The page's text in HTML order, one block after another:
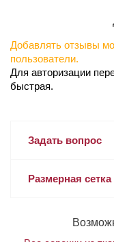
Добавлять отзывы
пользователи.
Для авторизации
быстрая.
Задать вопрос
Размерная сетка